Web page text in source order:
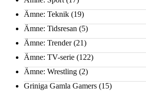
Ämne: Teknik (19)
Ämne: Tidsresan (5)
Ämne: Trender(21)
Ämne: TV-serie (122)
Ämne: Wrestling (2)
Griniga Gamla Gamers (15)